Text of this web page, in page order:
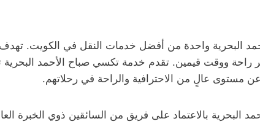
البحرية واحدة من أفضل خدمات النقل في الكويت.
راحة ووقت قيمين. تقدم خدمة تكسي صباح الأحمد
عن مستوى عالٍ من الاحترافية والراحة في رحلاتهم.
البحرية بالاعتماد على فريق من السائقين ذوي الخبرة